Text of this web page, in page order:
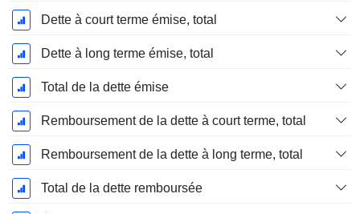
Dette à court terme émise, total
Dette à long terme émise, total
Total de la dette émise
Remboursement de la dette à court terme, total
Remboursement de la dette à long terme, total
Total de la dette remboursée